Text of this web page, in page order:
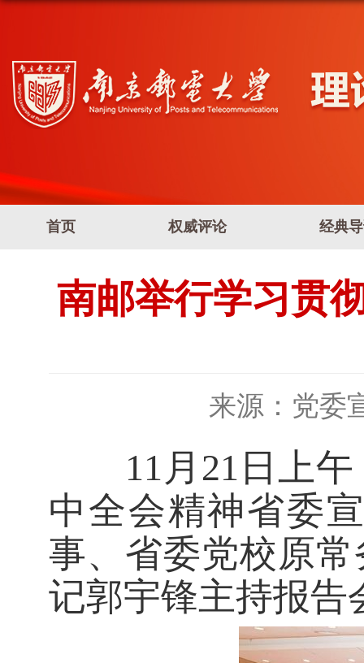
首页 权威评论 经典
南邮举行学习贯
来源：党委
11月21日上午
中全会精神省委
事、省委党校原
记郭宇锋主持报告